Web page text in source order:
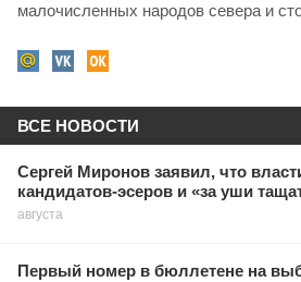
малочисленных народов севера и
ВСЕ НОВОСТИ
Сергей Миронов заявил, что
кандидатов-эсеров и «за уши
августа
Первый номер в бюллетене на